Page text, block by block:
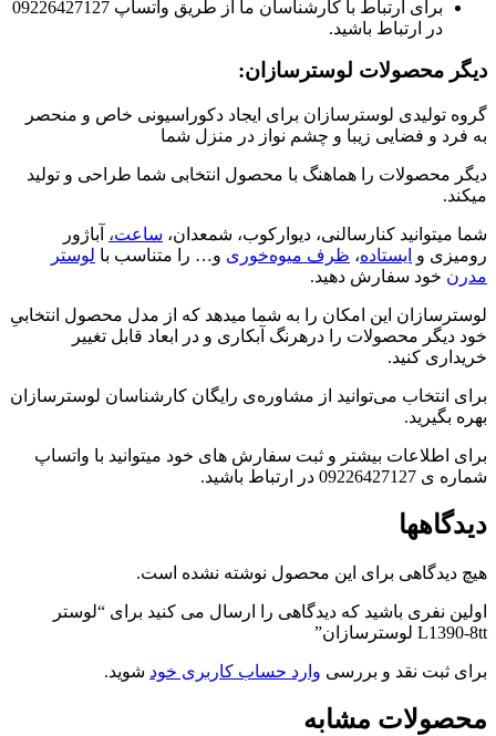
برای ارتباط با کارشناسان ما از طریق واتساپ 09226427127
در ارتباط باشید.
دیگر محصولات لوسترسازان:
گروه تولیدی لوسترسازان برای ایجاد دکوراسیونی خاص و منحصر
به فرد و فضایی زیبا و چشم نواز در منزل شما
دیگر محصولات را هماهنگ با محصول انتخابی شما طراحی و تولید
میکند.
شما میتوانید کنارسالنی، دیوارکوب، شمعدان، ساعت، آباژور
رومیزی و ایستاده، ظرف میوه‌خوری و… را متناسب با لوستر
مدرن خود سفارش دهید.
لوسترسازان این امکان را به شما میدهد که از مدل محصول انتخابیِ
خود دیگر محصولات را درهرنگ آبکاری و در ابعاد قابل تغییر
خریداری کنید.
برای انتخاب می‌توانید از مشاوره‌ی رایگان کارشناسان لوسترسازان
بهره بگیرید.
برای اطلاعات بیشتر و ثبت سفارش های خود میتوانید با واتساپ
شماره ی 09226427127 در ارتباط باشید.
دیدگاهها
هیچ دیدگاهی برای این محصول نوشته نشده است.
اولین نفری باشید که دیدگاهی را ارسال می کنید برای “لوستر
L1390-8tt لوسترسازان”
برای ثبت نقد و بررسی وارد حساب کاربری خود شوید.
محصولات مشابه